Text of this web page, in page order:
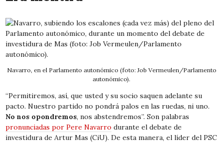
Navarro, en el Parlamento autonómico (foto: Job Vermeulen/Parlamento
autonómico).
“Permitiremos, así, que usted y su socio saquen adelante su
pacto. Nuestro partido no pondrá palos en las ruedas, ni uno.
No nos opondremos, nos abstendremos”. Son palabras
pronunciadas por Pere Navarro durante el debate de
investidura de Artur Mas (CiU). De esta manera, el líder del PSC